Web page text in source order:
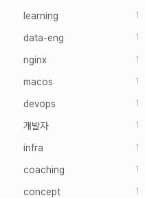
learning 1
data-eng 1
nginx 1
macos 1
devops 1
개발자 1
infra 1
coaching 1
concept 1